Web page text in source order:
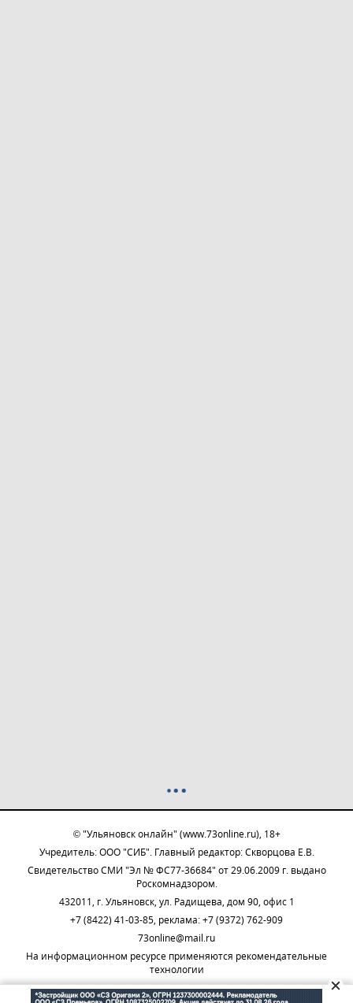
© "Ульяновск онлайн" (www.73online.ru), 18+
Учредитель: ООО "СИБ". Главный редактор: Скворцова Е.В.
Свидетельство СМИ "Эл № ФС77-36684" от 29.06.2009 г. выдано
Роскомнадзором.
432011, г. Ульяновск, ул. Радищева, дом 90, офис 1
+7 (8422) 41-03-85, реклама: +7 (9372) 762-909
73online@mail.ru
На информационном ресурсе применяются рекомендательные
технологии